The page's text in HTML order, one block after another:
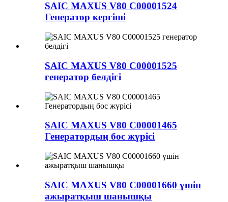
SAIC MAXUS V80 C00001524
Генератор кергіші
SAIC MAXUS V80 C00001525
генератор белдігі
SAIC MAXUS V80 C00001465
Генератордың бос жүрісі
SAIC MAXUS V80 C00001660 үшін
ажыратқыш шанышқы